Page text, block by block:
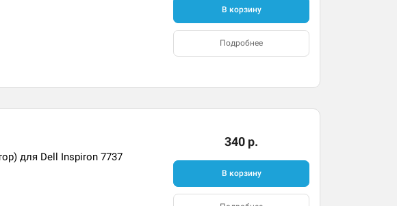
В корзину
Подробнее
для Dell Inspiron 7737
340 р.
В корзину